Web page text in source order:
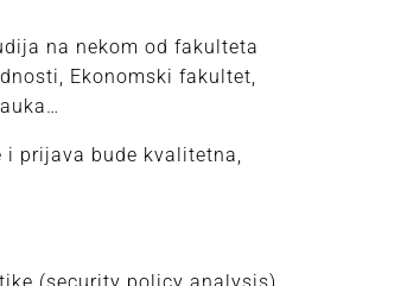
na nekom od fakulteta
Ekonomski fakultet,
i prijava bude kvalitetna,